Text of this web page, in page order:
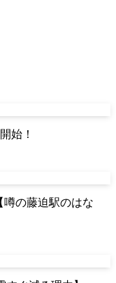
始！
の藤迫駅のはな